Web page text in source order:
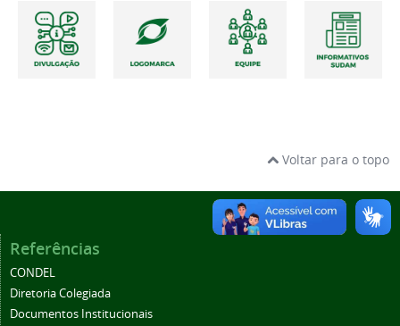
Voltar para o topo
Referências
CONDEL
Diretoria Colegiada
Documentos Institucionais